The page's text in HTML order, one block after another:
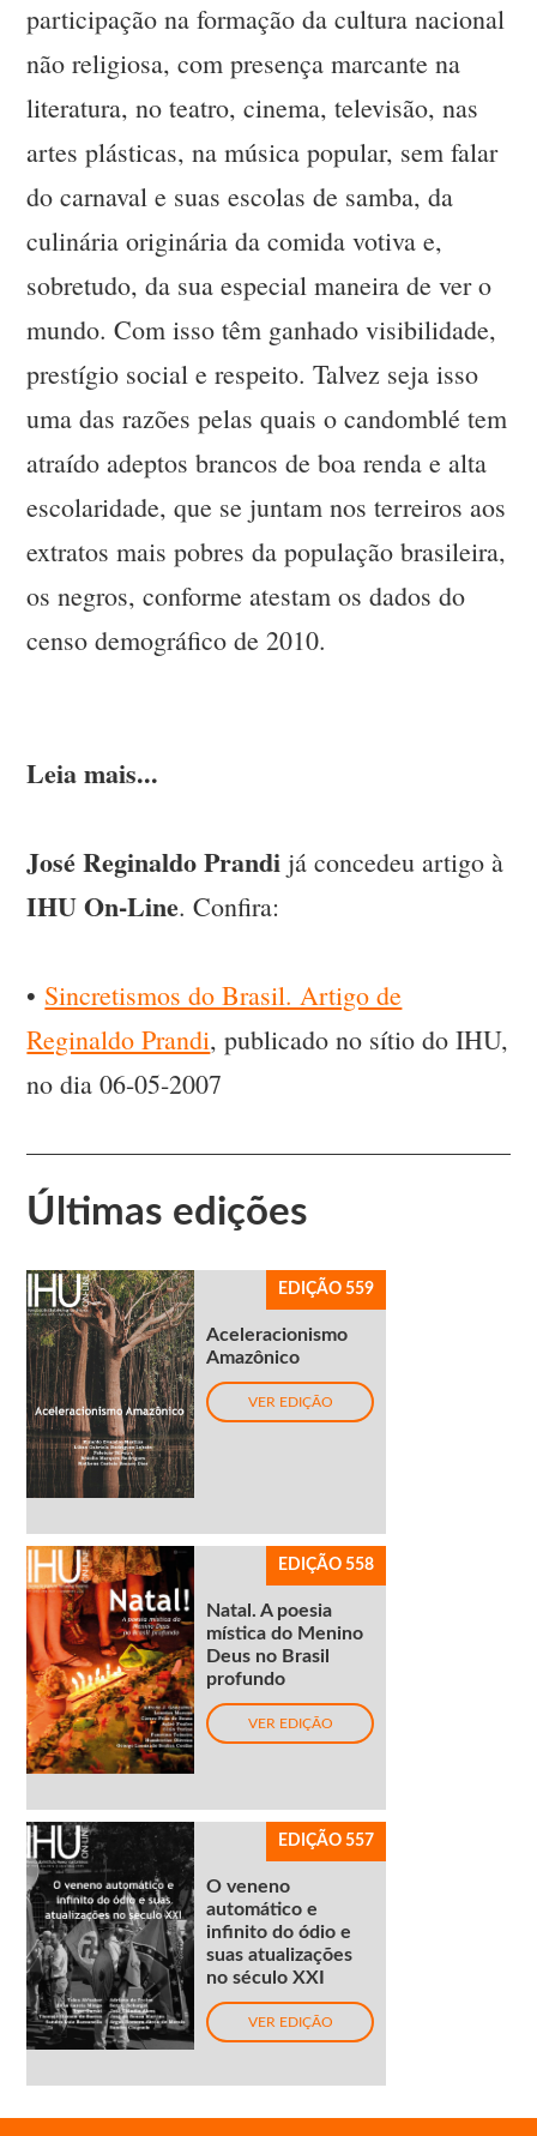
participação na formação da cultura nacional
não religiosa, com presença marcante na
literatura, no teatro, cinema, televisão, nas
artes plásticas, na música popular, sem falar
do carnaval e suas escolas de samba, da
culinária originária da comida votiva e,
sobretudo, da sua especial maneira de ver o
mundo. Com isso têm ganhado visibilidade,
prestígio social e respeito. Talvez seja isso
uma das razões pelas quais o candomblé tem
atraído adeptos brancos de boa renda e alta
escolaridade, que se juntam nos terreiros aos
extratos mais pobres da população brasileira,
os negros, conforme atestam os dados do
censo demográfico de 2010.
Leia mais...
José Reginaldo Prandi já concedeu artigo à
IHU On-Line. Confira:
• Sincretismos do Brasil. Artigo de
Reginaldo Prandi, publicado no sítio do IHU,
no dia 06-05-2007
Últimas edições
EDIÇÃO 559
Aceleracionismo
Amazônico
VER EDIÇÃO
EDIÇÃO 558
Natal. A poesia
mística do Menino
Deus no Brasil
profundo
VER EDIÇÃO
EDIÇÃO 557
O veneno
automático e
infinito do ódio e
suas atualizações
no século XXI
VER EDIÇÃO